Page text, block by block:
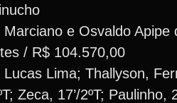
e Osvaldo Apipe
/ R$ 104.570,00
Lima; Thallyson,
Zeca, 17’/2ºT; Paulinho,